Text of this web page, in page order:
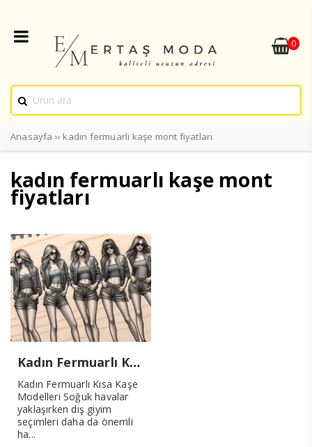
0
Anasayfa ›› kadın fermuarlı kaşe mont fiyatları
kadın fermuarlı kaşe mont
fiyatları
Kadın Fermuarlı Kısa Kaşe Modelleri
Kadın Fermuarlı Kısa Kaşe
Modelleri Soğuk havalar
yaklaşırken dış giyim
seçimleri daha da önemli
ha...